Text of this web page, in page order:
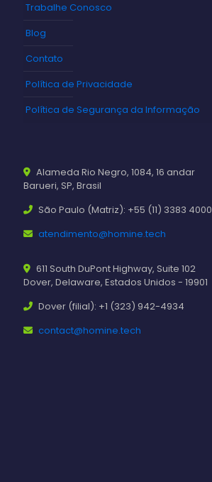
Trabalhe Conosco
Blog
Contato
Política de Privacidade
Política de Segurança da Informação
Alameda Rio Negro, 1084, 16 andar
Barueri, SP, Brasil
São Paulo (Matriz): +55 (11) 3383 4000
atendimento@homine.tech
611 South DuPont Highway, Suite 102
Dover, Delaware, Estados Unidos - 19901
Dover (filial): +1 (323) 942-4934
contact@homine.tech